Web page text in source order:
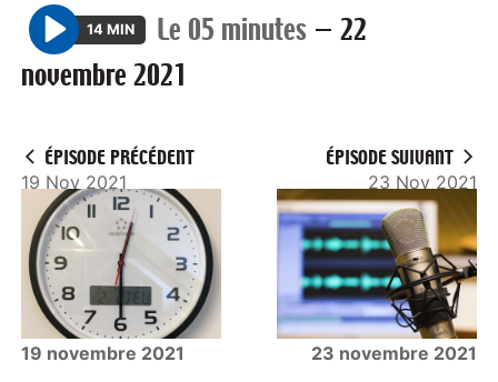
P
l
14 MIN Le 05 minutes — 22
novembre 2021
ÉPISODE PRÉCÉDENT
19 Nov 2021
19 novembre 2021
ÉPISODE SUIVANT
23 Nov 2021
23 novembre 2021